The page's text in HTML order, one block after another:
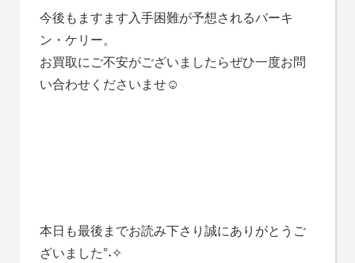
今後もますます入手困難が予想されるバーキ
ン・ケリー。
お買取にご不安がございましたらぜひ一度お問
い合わせくださいませ☺
本日も最後までお読み下さり誠にありがとうご
ざいました°˖✧